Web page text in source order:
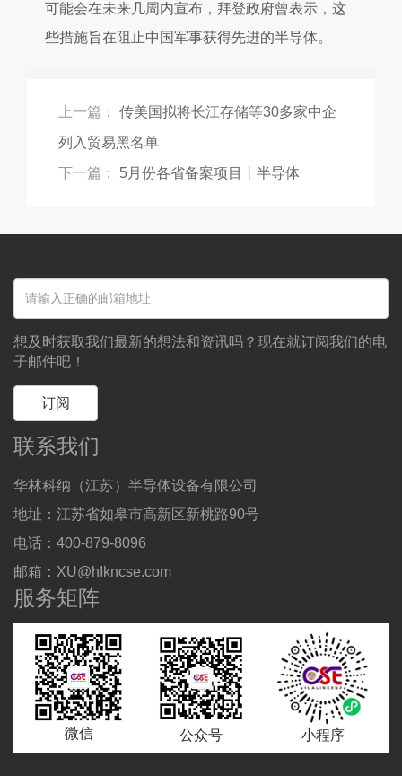
可能会在未来几周内宣布，拜登政府曾表示，这
些措施旨在阻止中国军事获得先进的半导体。
上一篇： 传美国拟将长江存储等30多家中企
列入贸易黑名单
下一篇： 5月份各省备案项目丨半导体
想及时获取我们最新的想法和资讯吗？现在就订阅我们的电
子邮件吧！
订阅
联系我们
华林科纳（江苏）半导体设备有限公司
地址：江苏省如皋市高新区新桃路90号
电话：400-879-8096
邮箱：XU@hIkncse.com
服务矩阵
微信 公众号 小程序